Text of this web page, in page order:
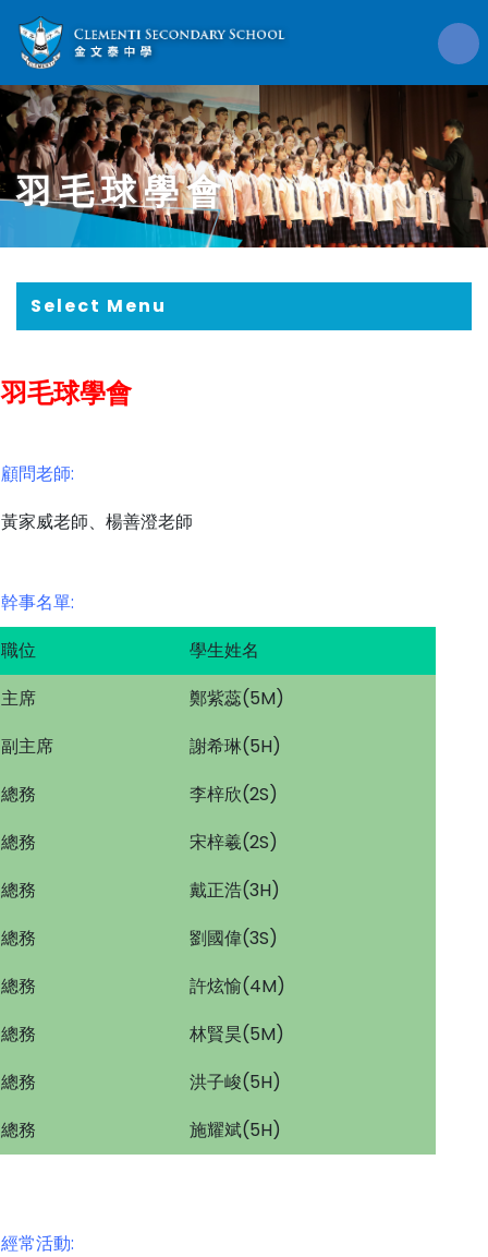
羽毛球學會
Select Menu
羽毛球學會
顧問老師:
黃家威老師、楊善澄老師
幹事名單:
職位
學生姓名
主席
鄭紫蕊(5M)
副主席
謝希琳(5H)
總務
李梓欣(2S)
總務
宋梓羲(2S)
總務
戴正浩(3H)
總務
劉國偉(3S)
總務
許炫愉(4M)
總務
林賢昊(5M)
總務
洪子峻(5H)
總務
施耀斌(5H)
經常活動: